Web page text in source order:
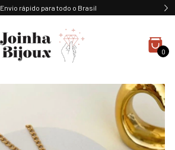
Envio rápido para todo o Brasil
0